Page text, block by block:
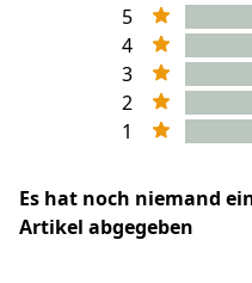
5
4
3
2
1
Es hat noch niemand
Artikel abgegeben